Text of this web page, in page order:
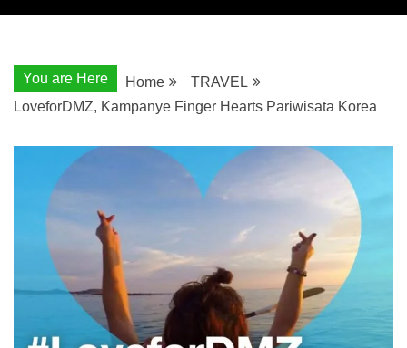
You are Here Home
TRAVEL
LoveforDMZ, Kampanye Finger Hearts Pariwisata Korea